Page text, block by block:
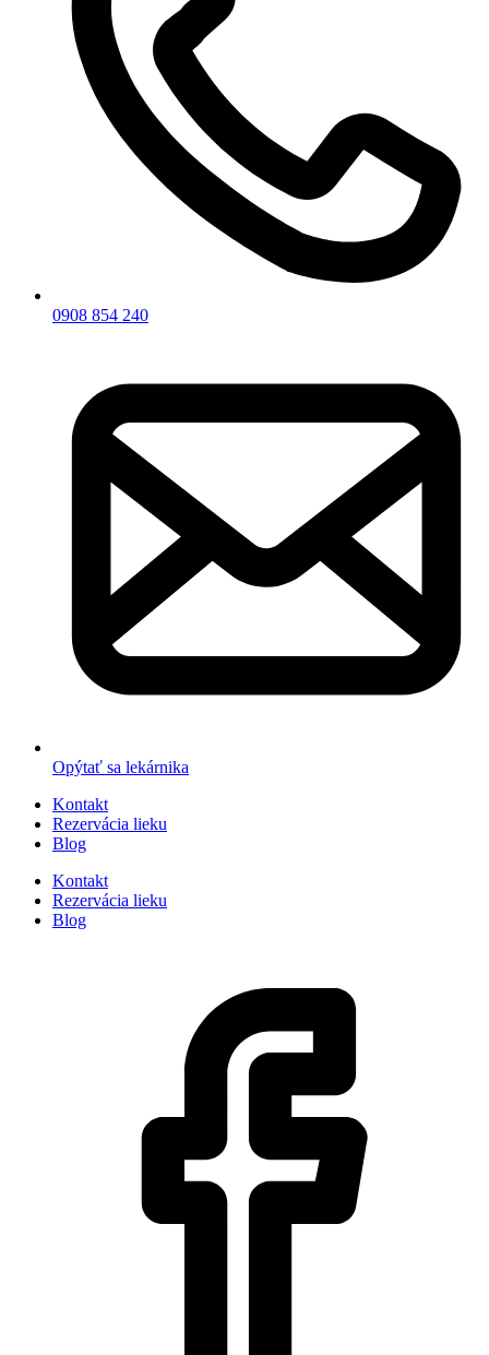
0908 854 240
Opýtať sa lekárnika
Kontakt
Rezervácia lieku
Blog
Kontakt
Rezervácia lieku
Blog